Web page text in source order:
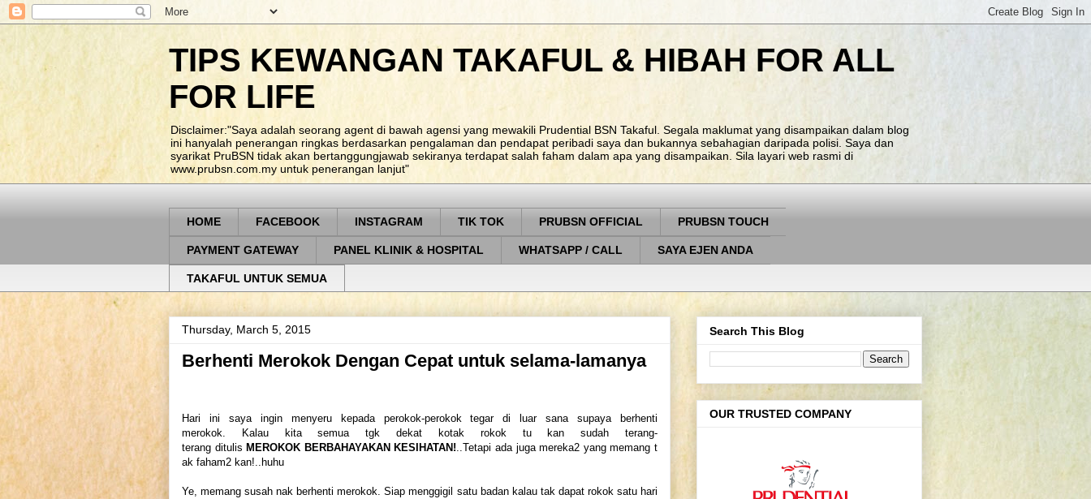
TIPS KEWANGAN TAKAFUL & HIBAH FOR ALL
FOR LIFE
Disclaimer:"Saya adalah seorang agent di bawah agensi yang mewakili Prudential BSN Takaful. Segala maklumat yang disampaikan dalam blog
ini hanyalah penerangan ringkas berdasarkan pengalaman dan pendapat peribadi saya dan bukannya sebahagian daripada polisi. Saya dan
syarikat PruBSN tidak akan bertanggungjawab sekiranya terdapat salah faham dalam apa yang disampaikan. Sila layari web rasmi di
www.prubsn.com.my untuk penerangan lanjut"
HOME FACEBOOK INSTAGRAM TIK TOK PRUBSN OFFICIAL PRUBSN TOUCH
PAYMENT GATEWAY PANEL KLINIK & HOSPITAL WHATSAPP / CALL SAYA EJEN ANDA
TAKAFUL UNTUK SEMUA
Thursday, March 5, 2015
Berhenti Merokok Dengan Cepat untuk selama-lamanya
Hari ini saya ingin menyeru kepada perokok-perokok tegar di luar sana supaya berhenti
merokok. Kalau kita semua tgk dekat kotak rokok tu kan sudah terang-
terang ditulis MEROKOK BERBAHAYAKAN KESIHATAN!..Tetapi ada juga mereka2 yang memang t
ak faham2 kan!..huhu
Ye, memang susah nak berhenti merokok. Siap menggigil satu badan kalau tak dapat rokok satu hari
Search This Blog
OUR TRUSTED COMPANY